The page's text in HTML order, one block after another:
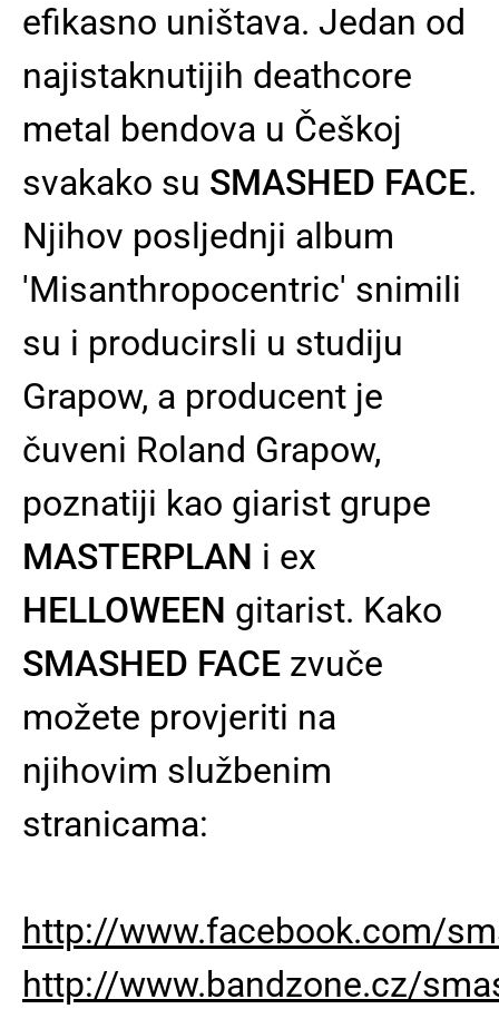
efikasno uništava. Jedan od
najistaknutijih deathcore
metal bendova u Češkoj
svakako su SMASHED FACE.
Njihov posljednji album
'Misanthropocentric' snimili
su i producirsli u studiju
Grapow, a producent je
čuveni Roland Grapow,
poznatiji kao giarist grupe
MASTERPLAN i ex
HELLOWEEN gitarist. Kako
SMASHED FACE zvuče
možete provjeriti na
njihovim službenim
stranicama:
http://www.facebook.com/
http://www.bandzone.cz/